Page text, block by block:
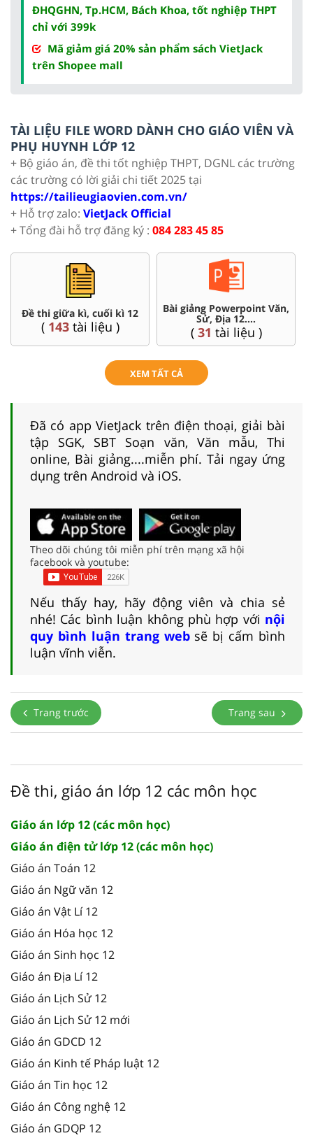
ĐHQGHN, Tp.HCM, Bách Khoa, tốt nghiệp THPT
chỉ với 399k
Mã giảm giá 20% sản phẩm sách VietJack
trên Shopee mall
TÀI LIỆU FILE WORD DÀNH CHO GIÁO VIÊN VÀ
PHỤ HUYNH LỚP 12
+ Bộ giáo án, đề thi tốt nghiệp THPT, DGNL các trường
các trường có lời giải chi tiết 2025 tại
https://tailieugiaovien.com.vn/
+ Hỗ trợ zalo: VietJack Official
+ Tổng đài hỗ trợ đăng ký : 084 283 45 85
Đề thi giữa kì, cuối kì 12
( 143tài liệu )
Bài giảng Powerpoint Văn,
Sử, Địa 12....
( 31 tài liệu )
XEM TẤT CẢ
Đã có app VietJack trên điện thoại, giải bài
tập SGK, SBT Soạn văn, Văn mẫu, Thi
online, Bài giảng....miễn phí. Tải ngay ứng
dụng trên Android và iOS.
Theo dõi chúng tôi miễn phí trên mạng xã hội
facebook và youtube:
Nếu thấy hay, hãy động viên và chia sẻ
nhé! Các bình luận không phù hợp với nội
quy bình luận trang websẽ bị cấm bình
luận vĩnh viễn.
Trang trước Trang sau
Đề thi, giáo án lớp 12 các môn học
Giáo án lớp 12 (các môn học)
Giáo án điện tử lớp 12 (các môn học)
Giáo án Toán 12
Giáo án Ngữ văn 12
Giáo án Vật Lí 12
Giáo án Hóa học 12
Giáo án Sinh học 12
Giáo án Địa Lí 12
Giáo án Lịch Sử 12
Giáo án Lịch Sử 12 mới
Giáo án GDCD 12
Giáo án Kinh tế Pháp luật 12
Giáo án Tin học 12
Giáo án Công nghệ 12
Giáo án GDQP 12